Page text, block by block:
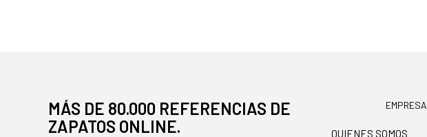
MÁS DE 80.000 REFERENCIAS DE
ZAPATOS ONLINE.
EMPRESA
QUIENES SOMOS